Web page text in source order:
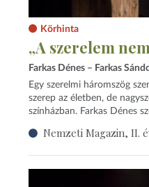
Körhinta
„A szerelem
Farkas Dénes – Farkas
Egy szerelmi háromszög
szerep az életben, de
színházban. Farkas Dénes
Nemzeti Magazin, II.